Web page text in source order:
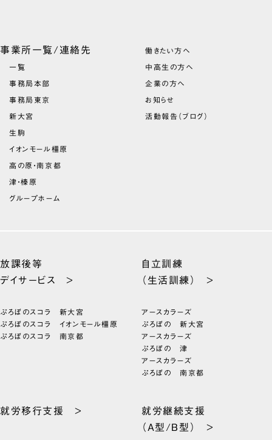
事業所一覧/連絡先
一覧
事務局本部
事務局東京
新大宮
生駒
イオンモール橿原
高の原・南京都
津・榛原
グループホーム
働きたい方へ
中高生の方へ
企業の方へ
お知らせ
活動報告（ブログ）
放課後等
デイサービス >
ぷろぼのスコラ 新大宮
ぷろぼのスコラ イオンモール橿原
ぷろぼのスコラ 南京都
自立訓練
（生活訓練） >
アースカラーズ
ぷろぼの 新大宮
アースカラーズ
ぷろぼの 津
アースカラーズ
ぷろぼの 南京都
就労移行支援 >
就労継続支援
（A型/B型） >